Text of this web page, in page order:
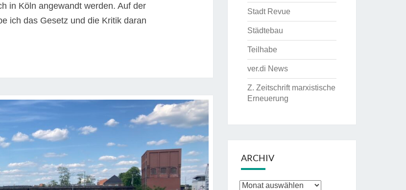
in Köln angewandt werden. Auf der
ich das Gesetz und die Kritik daran
Stadt Revue
Städtebau
Teilhabe
ver.di News
Z. Zeitschrift marxistische
Erneuerung
ARCHIV
Archiv